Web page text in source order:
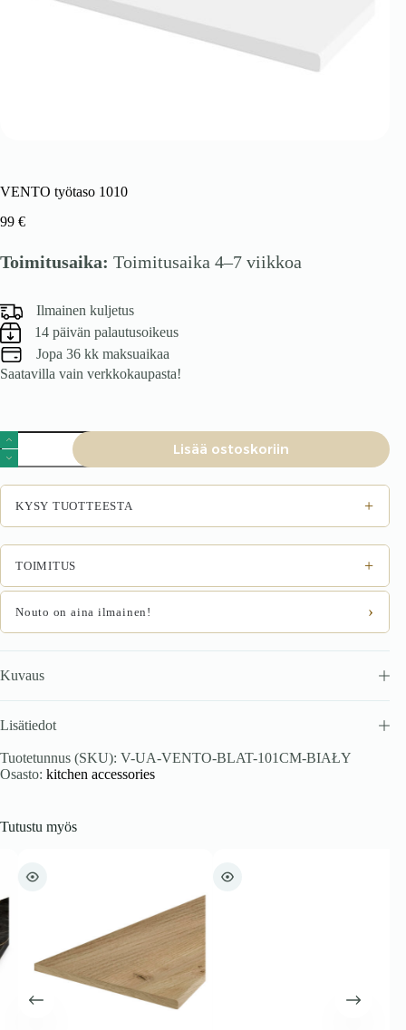
VENTO työtaso 1010
99 €
Toimitusaika: Toimitusaika 4–7 viikkoa
Ilmainen kuljetus
14 päivän palautusoikeus
Jopa 36 kk maksuaikaa
Saatavilla vain verkkokaupasta!
VENTO
työtaso
1010
määrä
Lisää ostoskoriin
KYSY TUOTTEESTA +
TOIMITUS +
Nouto on aina ilmainen! ›
Kuvaus
Lisätiedot
Tuotetunnus (SKU): V-UA-VENTO-BLAT-101CM-BIAŁY
Osasto: kitchen accessories
Tutustu myös